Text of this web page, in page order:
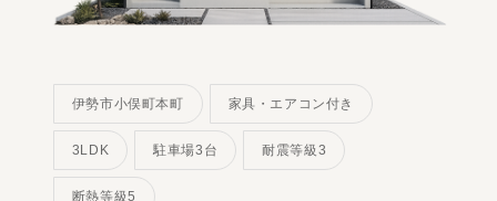
伊勢市小俣町本町 家具・エアコン付き
3LDK 駐車場3台 耐震等級3
断熱等級5